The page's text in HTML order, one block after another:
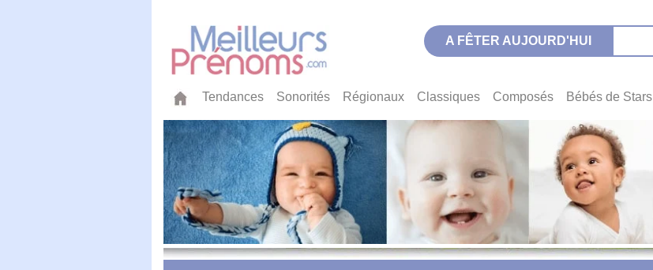
A FÊTER AUJOURD'HUI
Tendances Sonorités Régionaux Classiques Composés Bébés de Stars